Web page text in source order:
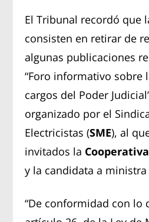
El Tribunal recordó que
consisten en retirar de
algunas publicaciones
“Foro informativo sobre
cargos del Poder
organizado por el
Electricistas (SME), al
invitados la
y la candidata a ministra
“De conformidad con lo